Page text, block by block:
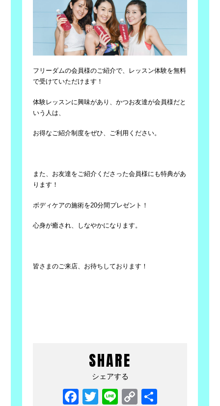
フリーダムの会員様のご紹介で、レッスン体験を無料
で受けていただけます！
体験レッスンに興味があり、かつお友達が会員様だと
いう人は、
お得なご紹介制度をぜひ、ご利用ください。
また、お友達をご紹介くださった会員様にも特典があ
ります！
ボディケアの施術を20分間プレゼント！
心身が癒され、しなやかになります。
皆さまのご来店、お待ちしております！
SHARE
シェアする
Facebook
Twitter
LineCopy